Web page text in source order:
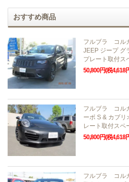
おすすめ商品
フルブラ コル
JEEP ジープ グ
プレート取付ス
50,800円(税4,618
フルブラ コル
ーボ S & カブ
レート取付スペ
50,800円(税4,618
フルブラ コル